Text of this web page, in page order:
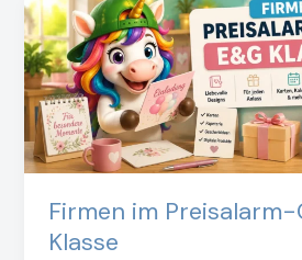
Firmen im Preisalarm-
Klasse